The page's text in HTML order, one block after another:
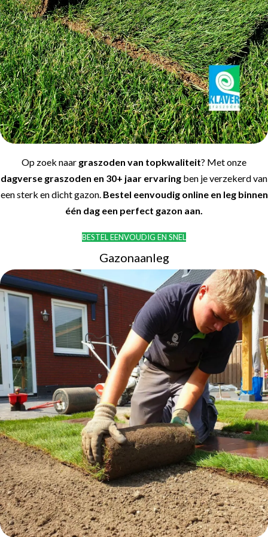
Op zoek naar graszoden van topkwaliteit? Met onze
dagverse graszoden en 30+ jaar ervaring ben je verzekerd van
een sterk en dicht gazon. Bestel eenvoudig online en leg binnen
één dag een perfect gazon aan.
BESTEL EENVOUDIG EN SNEL
Gazonaanleg